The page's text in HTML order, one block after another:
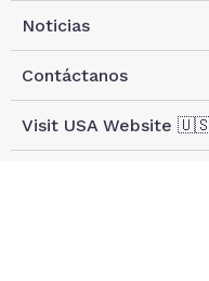
Noticias
Contáctanos
Visit USA Website